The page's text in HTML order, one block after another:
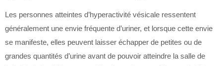
Les personnes atteintes d’hyperactivité vésicale ressentent
généralement une envie fréquente d’uriner, et lorsque cette envie
se manifeste, elles peuvent laisser échapper de petites ou de
grandes quantités d’urine avant de pouvoir atteindre la salle de